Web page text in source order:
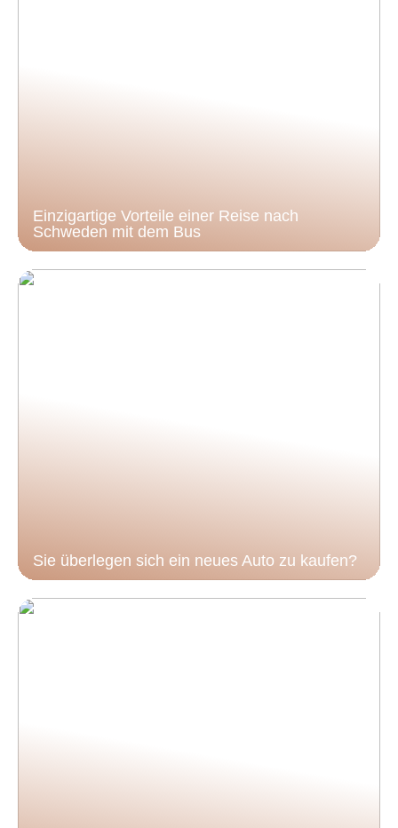
Einzigartige Vorteile einer Reise nach
Schweden mit dem Bus
Sie überlegen sich ein neues Auto zu kaufen?